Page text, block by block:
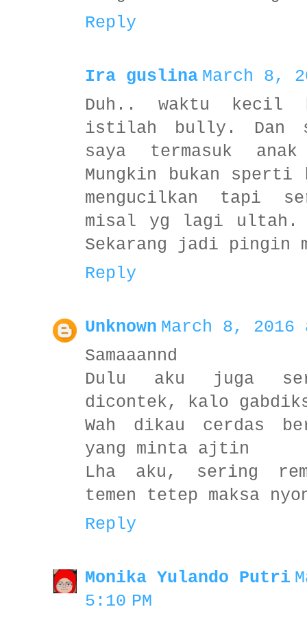
Reply
Ira guslina March 8,
Duh.. waktu kecil
istilah bully. Dan
saya termasuk
Mungkin bukan sperti
mengucilkan tapi
misal yg lagi ultah.
Sekarang jadi pingin
Reply
Unknown March 8, 2016
Samaaannd
Dulu aku juga
dicontek, kalo
Wah dikau cerdas
yang minta ajtin
Lha aku, sering
temen tetep maksa
Reply
Monika Yulando Putri
5:10 PM